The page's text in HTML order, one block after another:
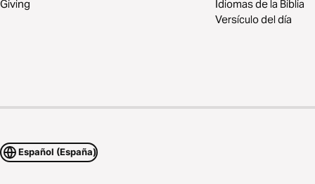
Giving
Idiomas de la Biblia
Versículo del día
Español (España)